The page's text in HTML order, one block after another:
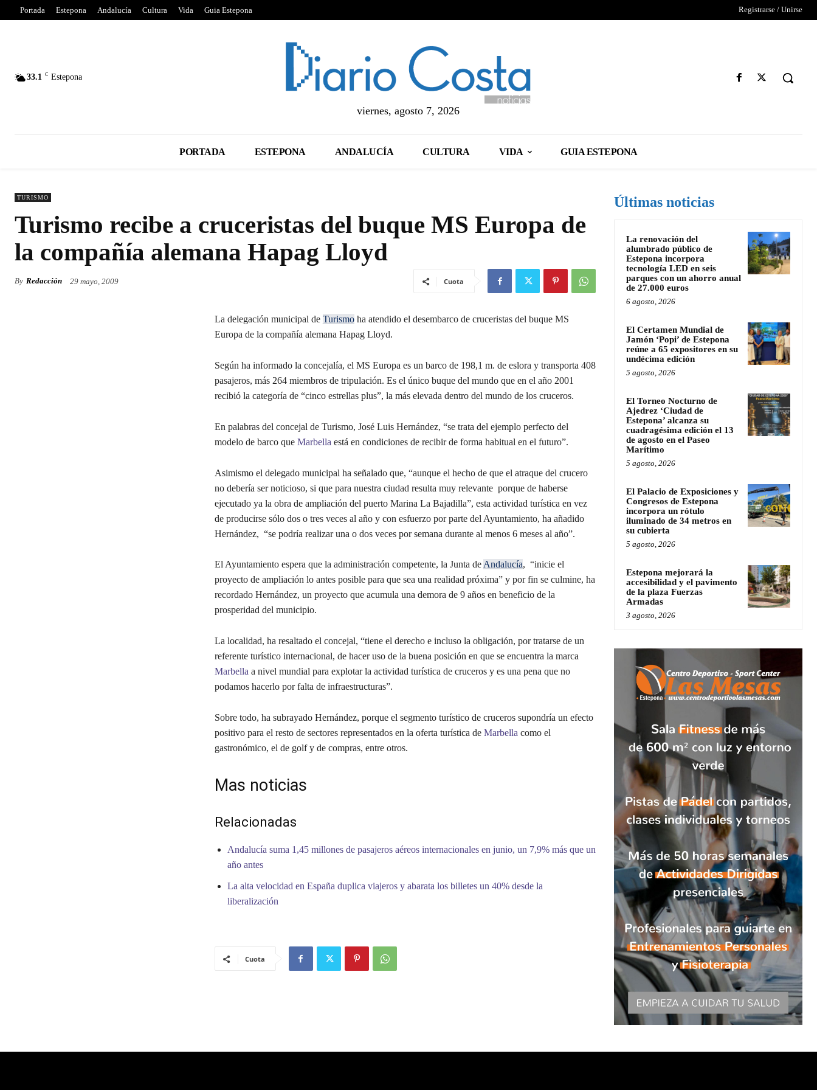
Portada Estepona Andalucía Cultura Vida Guia Estepona Registrarse / Unirse
33.1 C Estepona
viernes, agosto 7, 2026
PORTADA ESTEPONA ANDALUCÍA CULTURA VIDA GUIA ESTEPONA
TURISMO
Turismo recibe a cruceristas del buque MS Europa de
la compañía alemana Hapag Lloyd
By Redacción 29 mayo, 2009 Cuota
La delegación municipal de Turismoha atendido el desembarco de cruceristas del buque MS
Europa de la compañía alemana Hapag Lloyd.
Según ha informado la concejalía, el MS Europa es un barco de 198,1 m. de eslora y transporta 408
pasajeros, más 264 miembros de tripulación. Es el único buque del mundo que en el año 2001
recibió la categoría de “cinco estrellas plus”, la más elevada dentro del mundo de los cruceros.
En palabras del concejal de Turismo, José Luis Hernández, “se trata del ejemplo perfecto del
modelo de barco que Marbella está en condiciones de recibir de forma habitual en el futuro”.
Asimismo el delegado municipal ha señalado que, “aunque el hecho de que el atraque del crucero
no debería ser noticioso, si que para nuestra ciudad resulta muy relevante porque de haberse
ejecutado ya la obra de ampliación del puerto Marina La Bajadilla”, esta actividad turística en vez
de producirse sólo dos o tres veces al año y con esfuerzo por parte del Ayuntamiento, ha añadido
Hernández, “se podría realizar una o dos veces por semana durante al menos 6 meses al año”.
El Ayuntamiento espera que la administración competente, la Junta de Andalucía, “inicie el
proyecto de ampliación lo antes posible para que sea una realidad próxima” y por fin se culmine, ha
recordado Hernández, un proyecto que acumula una demora de 9 años en beneficio de la
prosperidad del municipio.
La localidad, ha resaltado el concejal, “tiene el derecho e incluso la obligación, por tratarse de un
referente turístico internacional, de hacer uso de la buena posición en que se encuentra la marca
Marbella a nivel mundial para explotar la actividad turística de cruceros y es una pena que no
podamos hacerlo por falta de infraestructuras”.
Sobre todo, ha subrayado Hernández, porque el segmento turístico de cruceros supondría un efecto
positivo para el resto de sectores representados en la oferta turística de Marbella como el
gastronómico, el de golf y de compras, entre otros.
Mas noticias
Relacionadas
Andalucía suma 1,45 millones de pasajeros aéreos internacionales en junio, un 7,9% más que un
año antes
La alta velocidad en España duplica viajeros y abarata los billetes un 40% desde la
liberalización
Cuota
Últimas noticias
La renovación del
alumbrado público de
Estepona incorpora
tecnología LED en seis
parques con un ahorro anual
de 27.000 euros
6 agosto, 2026
El Certamen Mundial de
Jamón ‘Popi’ de Estepona
reúne a 65 expositores en su
undécima edición
5 agosto, 2026
El Torneo Nocturno de
Ajedrez ‘Ciudad de
Estepona’ alcanza su
cuadragésima edición el 13
de agosto en el Paseo
Marítimo
5 agosto, 2026
El Palacio de Exposiciones y
Congresos de Estepona
incorpora un rótulo
iluminado de 34 metros en
su cubierta
5 agosto, 2026
Estepona mejorará la
accesibilidad y el pavimento
de la plaza Fuerzas
Armadas
3 agosto, 2026